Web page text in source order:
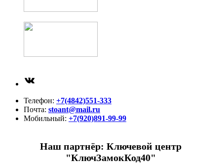
Телефон: +7(4842)551-333
Почта: stoant@mail.ru
Мобильный: +7(920)891-99-99
Наш партнёр: Ключевой центр
"КлючЗамокКод40"